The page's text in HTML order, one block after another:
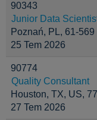
90343
Junior Data
Poznań, PL, 61-569
25 Tem 2026
90774
Quality Consultant
Houston, TX, US,
27 Tem 2026